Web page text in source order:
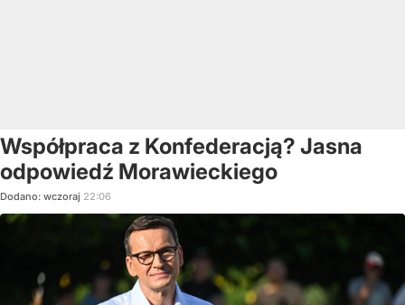
Współpraca z Konfederacją? Jasna
odpowiedź Morawieckiego
Dodano: wczoraj 22:06